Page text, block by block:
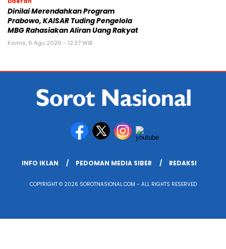
Dinilai Merendahkan Program
Prabowo, KAISAR Tuding Pengelola
MBG Rahasiakan Aliran Uang Rakyat
Kamis, 6 Agu 2026 - 12:37 WIB
INFO IKLAN PEDOMAN MEDIA SIBER REDAKSI
COPYRIGHT © 2026 SOROTNASIONAL.COM - ALL RIGHTS RESERVED